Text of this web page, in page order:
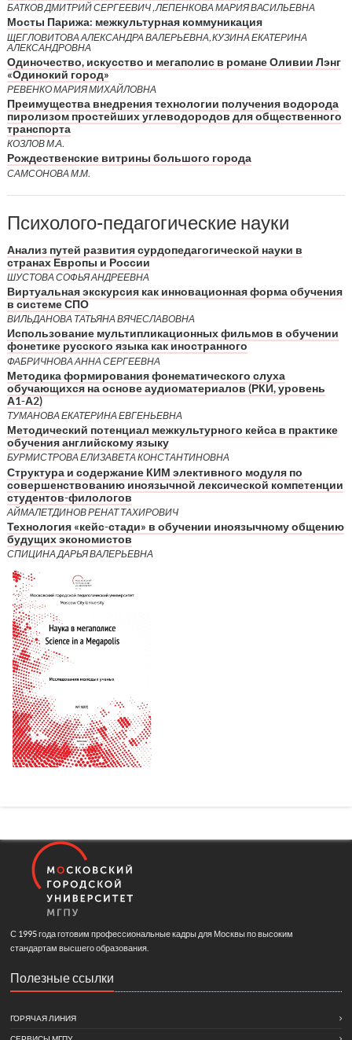
БАТКОВ ДМИТРИЙ СЕРГЕЕВИЧ , ЛЕПЕНКОВА МАРИЯ ВАСИЛЬЕВНА
Мосты Парижа: межкультурная коммуникация
ЩЕГЛОВИТОВА АЛЕКСАНДРА ВАЛЕРЬЕВНА, КУЗИНА ЕКАТЕРИНА
АЛЕКСАНДРОВНА
Одиночество, искусство и мегаполис в романе Оливии Лэнг
«Одинокий город»
РЕВЕНКО МАРИЯ МИХАЙЛОВНА
Преимущества внедрения технологии получения водорода
пиролизом простейших углеводородов для общественного
транспорта
КОЗЛОВ М.А.
Рождественские витрины большого города
САМСОНОВА М.М.
Психолого-педагогические науки
Анализ путей развития сурдопедагогической науки в
странах Европы и России
ШУСТОВА СОФЬЯ АНДРЕЕВНА
Виртуальная экскурсия как инновационная форма обучения
в системе СПО
ВИЛЬДАНОВА ТАТЬЯНА ВЯЧЕСЛАВОВНА
Использование мультипликационных фильмов в обучении
фонетике русского языка как иностранного
ФАБРИЧНОВА АННА СЕРГЕЕВНА
Методика формирования фонематического слуха
обучающихся на основе аудиоматериалов (РКИ, уровень
А1-А2)
ТУМАНОВА ЕКАТЕРИНА ЕВГЕНЬЕВНА
Методический потенциал межкультурного кейса в практике
обучения английскому языку
БУРМИСТРОВА ЕЛИЗАВЕТА КОНСТАНТИНОВНА
Структура и содержание КИМ элективного модуля по
совершенствованию иноязычной лексической компетенции
студентов-филологов
АЙМАЛЕТДИНОВ РЕНАТ ТАХИРОВИЧ
Технология «кейс-стади» в обучении иноязычному общению
будущих экономистов
СПИЦИНА ДАРЬЯ ВАЛЕРЬЕВНА
С 1995 года готовим профессиональные кадры для Москвы по высоким
стандартам высшего образования.
Полезные ссылки
ГОРЯЧАЯ ЛИНИЯ